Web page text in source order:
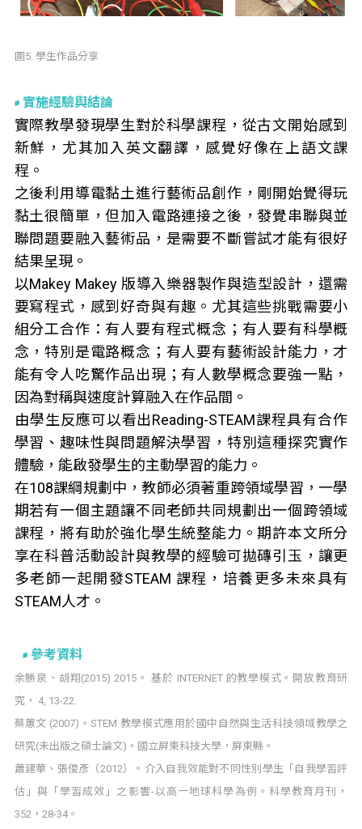
圖5. 學生作品分享
實施經驗與結論
實際教學發現學生對於科學課程，從古文開始感到
新鮮，尤其加入英文翻譯，感覺好像在上語文課
程。
之後利用導電黏土進行藝術品創作，剛開始覺得玩
黏土很簡單，但加入電路連接之後，發覺串聯與並
聯問題要融入藝術品，是需要不斷嘗試才能有很好
結果呈現。
以Makey Makey 版導入樂器製作與造型設計，還需
要寫程式，感到好奇與有趣。尤其這些挑戰需要小
組分工合作：有人要有程式概念；有人要有科學概
念，特別是電路概念；有人要有藝術設計能力，才
能有令人吃驚作品出現；有人數學概念要強一點，
因為對稱與速度計算融入在作品間。
由學生反應可以看出Reading-STEAM課程具有合作
學習、趣味性與問題解決學習，特別這種探究實作
體驗，能啟發學生的主動學習的能力。
在108課綱規劃中，教師必須著重跨領域學習，一學
期若有一個主題讓不同老師共同規劃出一個跨領域
課程，將有助於強化學生統整能力。期許本文所分
享在科普活動設計與教學的經驗可拋磚引玉，讓更
多老師一起開發STEAM 課程，培養更多未來具有
STEAM人才。
參考資料
余勝泉、胡翔(2015) 2015。 基於 INTERNET 的教學模式。開放教育研
究， 4, 13-22.
蔡蕙文 (2007)。STEM 教學模式應用於國中自然與生活科技領域教學之
研究(未出版之碩士論文)。國立屏東科技大學，屏東縣。
蕭建華、張俊彥（2012）。介入自我效能對不同性別學生「自我學習評
估」與「學習成效」之影響-以高一地球科學為例。科學教育月刊，
352，28-34。